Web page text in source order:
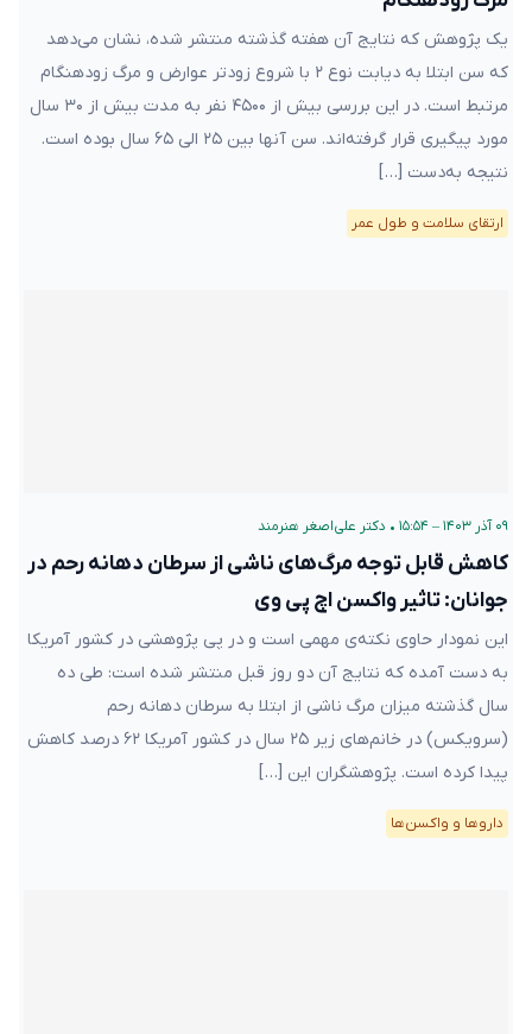
یک پژوهش که نتایج آن هفته‌ گذشته منتشر شده، نشان می‌دهد
که سن ابتلا به دیابت نوع ۲ با شروع زودتر عوارض و مرگ زودهنگام
مرتبط است. در این بررسی بیش از ۴۵۰۰ نفر به مدت بیش از ۳۰ سال
مورد پیگیری قرار گرفته‌اند. سن آنها بین ۲۵ الی ۶۵ سال بوده است.
نتیجه به‌دست […]
ارتقای سلامت و طول عمر
۰۹ آذر ۱۴۰۳ – ۱۵:۵۴ • دکتر علی‌اصغر هنرمند
کاهش قابل توجه مرگ‌های ناشی از سرطان دهانه‌ رحم در
جوانان: تاثیر واکسن اچ پی وی
این نمودار حاوی نکته‌ی مهمی است و در پی پژوهشی در کشور آمریکا
به دست آمده که نتایج آن دو روز قبل منتشر شده است: طی ده
سال گذشته میزان مرگ ناشی از ابتلا به سرطان دهانه رحم
(سرویکس) در خانم‌های زیر ۲۵ سال در کشور آمریکا ۶۲ درصد کاهش
پیدا کرده است. پژوهشگران این […]
دارو‌ها و واکسن‌ها